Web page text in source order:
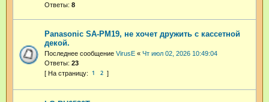
Ответы: 8
Panasonic SA-PM19, не хочет дружить с кассетной
декой.
Последнее сообщение VirusE « Чт июл 02, 2026 10:49:04
Ответы: 23
1 2